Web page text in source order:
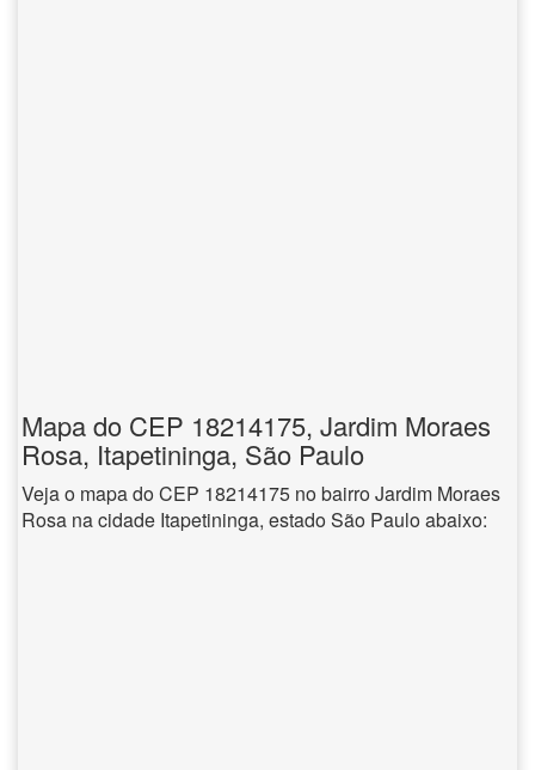
Mapa do CEP 18214175, Jardim Moraes
Rosa, Itapetininga, São Paulo
Veja o mapa do CEP 18214175 no bairro Jardim Moraes
Rosa na cidade Itapetininga, estado São Paulo abaixo: